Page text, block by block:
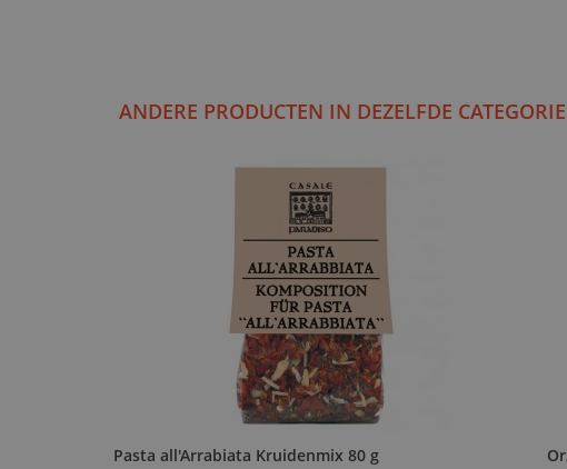
ANDERE PRODUCTEN IN DEZELFDE
Pasta all'Arrabiata Kruidenmix 80 g